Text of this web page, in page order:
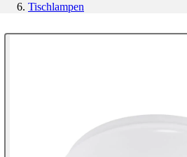
Tischlampen